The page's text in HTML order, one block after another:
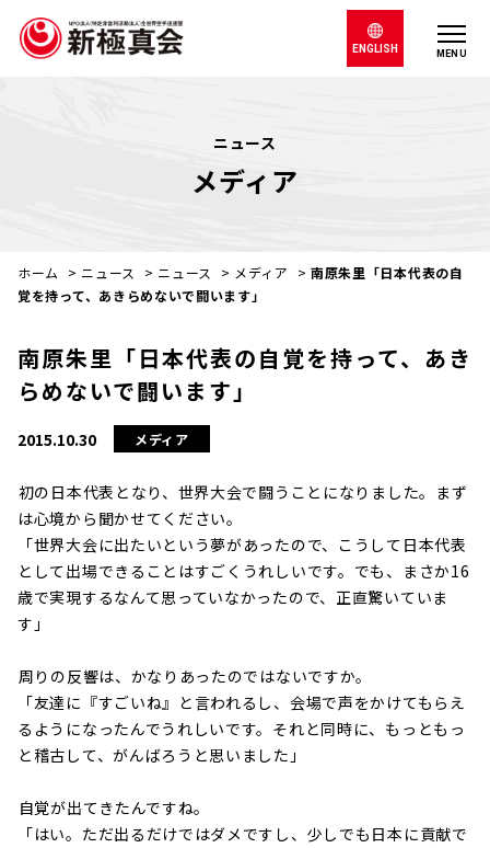
MENU
ENGLISH
ニュース
メディア
ホーム > ニュース > ニュース > メディア > 南原朱里「日本代表の自
覚を持って、あきらめないで闘います」
南原朱里「日本代表の自覚を持って、あき
らめないで闘います」
2015.10.30 メディア
――初の日本代表となり、世界大会で闘うことになりました。まず
は心境から聞かせてください。
「世界大会に出たいという夢があったので、こうして日本代表
として出場できることはすごくうれしいです。でも、まさか16
歳で実現するなんて思っていなかったので、正直驚いていま
す」
――周りの反響は、かなりあったのではないですか。
「友達に『すごいね』と言われるし、会場で声をかけてもらえ
るようになったんでうれしいです。それと同時に、もっともっ
と稽古して、がんばろうと思いました」
――自覚が出てきたんですね。
「はい。ただ出るだけではダメですし、少しでも日本に貢献で